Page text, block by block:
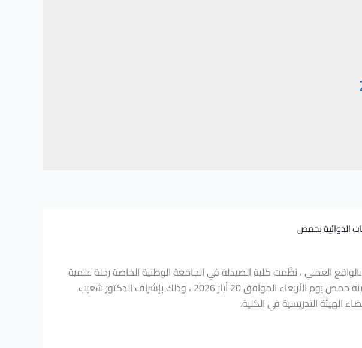
الدوائية بحمص
العملي ، نظّمت كلية الصيدلة في الجامعة الوطنية الخاصة رحلة علمية
لطلابها إلى مختبرات ميديكو للصناعات الدوائية في مدينة حمص يوم الأربعاء الموافق 20 أيار 2026 ، وذلك بإشراف الدكتور شعيب
الهيئة التدريسية في الكلية.